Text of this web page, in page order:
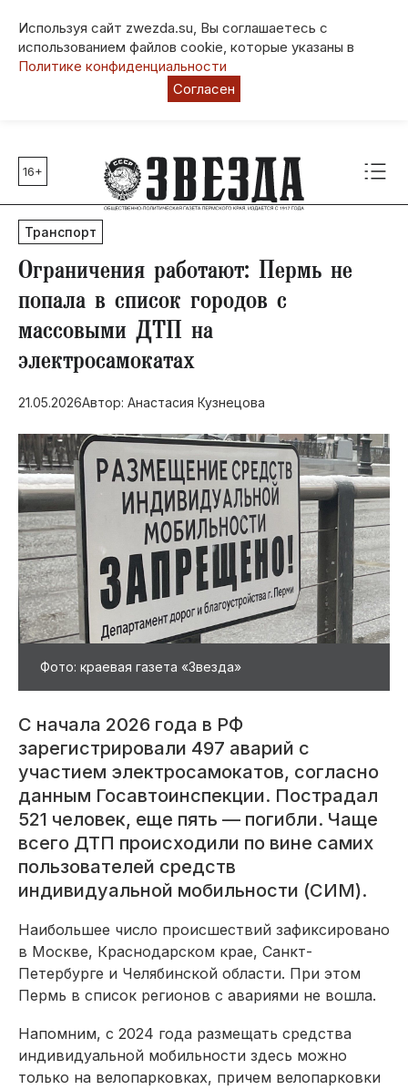
Используя сайт zwezda.su, Вы соглашаетесь с
использованием файлов cookie, которые указаны в
Политике конфиденциальности
Согласен
Главные темы
80 лет Победы
Молодежная столица РФ
СВО
Социальная поддержка
Инфраструктура
Благоустройство
16+
Транспорт
​Ограничения работают: Пермь не
попала в список городов с
массовыми ДТП на
электросамокатах
21.05.2026Автор: Анастасия Кузнецова
Фото: краевая газета «Звезда»
С начала 2026 года в РФ
зарегистрировали 497 аварий с
участием электросамокатов, согласно
данным Госавтоинспекции. Пострадал
521 человек, еще пять — погибли. Чаще
всего ДТП происходили по вине самих
пользователей средств
индивидуальной мобильности (СИМ).
Наибольшее число происшествий зафиксировано
в Москве, Краснодарском крае, Санкт-
Петербурге и Челябинской области. При этом
Пермь в список регионов с авариями не вошла.
Напомним, с 2024 года размещать средства
индивидуальной мобильности здесь можно
только на велопарковках, причем велопарковки